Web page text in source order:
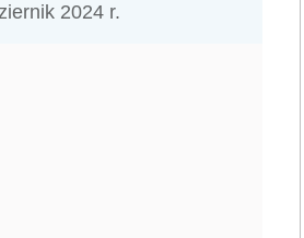
2024 r.